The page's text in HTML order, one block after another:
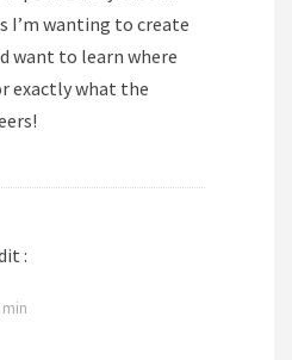
I’m wanting to create
want to learn where
exactly what the
:
min